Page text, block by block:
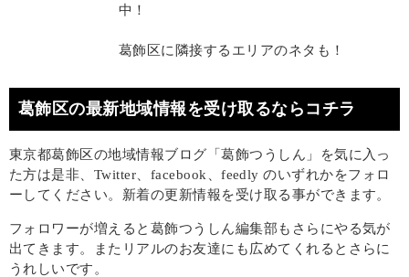
中！
葛飾区に隣接するエリアのネタも！
葛飾区の最新地域情報を受け取るならコチラ
東京都葛飾区の地域情報ブログ「葛飾つうしん」を気に入っ
た方は是非、Twitter、facebook、feedly のいずれかをフォロ
ーしてください。新着の更新情報を受け取る事ができます。
フォロワーが増えると葛飾つうしん編集部もさらにやる気が
出てきます。またリアルのお友達にも広めてくれるとさらに
うれしいです。